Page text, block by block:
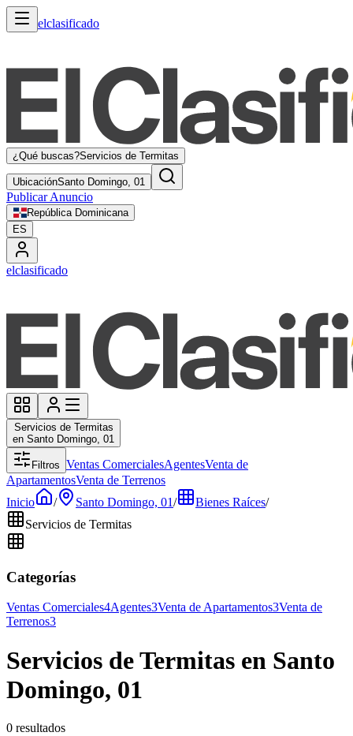
elclasificado
¿Qué buscas?Servicios de Termitas
UbicaciónSanto Domingo, 01
Publicar Anuncio
República Dominicana
ES
elclasificado
Servicios de Termitas
en Santo Domingo, 01
Filtros Ventas ComercialesAgentesVenta de
ApartamentosVenta de Terrenos
Inicio
/ Santo Domingo, 01/ Bienes Raíces/
Servicios de Termitas
Categorías
Ventas Comerciales4Agentes3Venta de Apartamentos3Venta de
Terrenos3
Servicios de Termitas en Santo
Domingo, 01
0 resultados